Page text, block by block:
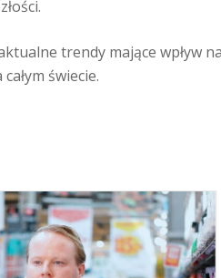
trendy mające wpływ
świecie.